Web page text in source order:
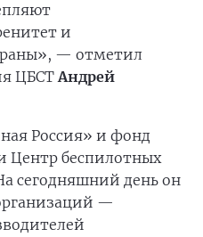
и
— отметил
ЦБСТАндрей
Россия» и фонд
Центр беспилотных
сегодняшний день он
—